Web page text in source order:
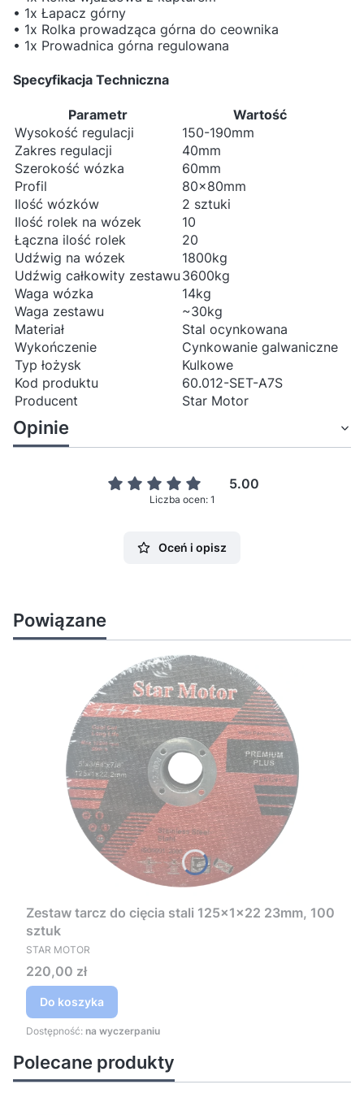
• 1x Łapacz górny
• 1x Rolka prowadząca górna do ceownika
• 1x Prowadnica górna regulowana
Specyfikacja Techniczna
Parametr
Wartość
Wysokość regulacji
150-190mm
Zakres regulacji
40mm
Szerokość wózka
60mm
Profil
80x80mm
Ilość wózków
2 sztuki
Ilość rolek na wózek
10
Łączna ilość rolek
20
Udźwig na wózek
1800kg
Udźwig całkowity zestawu 3600kg
Waga wózka
14kg
Waga zestawu
~30kg
Materiał
Stal ocynkowana
Wykończenie
Cynkowanie galwaniczne
Typ łożysk
Kulkowe
Kod produktu
60.012-SET-A7S
Producent
Star Motor
Opinie
5.00
Liczba ocen: 1
Oceń i opisz
Powiązane
Zestaw tarcz do cięcia stali 125x1x22 23mm, 100
sztuk
PRODUCENT
STAR MOTOR
Cena
220,00 zł
Do koszyka
Dostępność: na wyczerpaniu
Polecane produkty